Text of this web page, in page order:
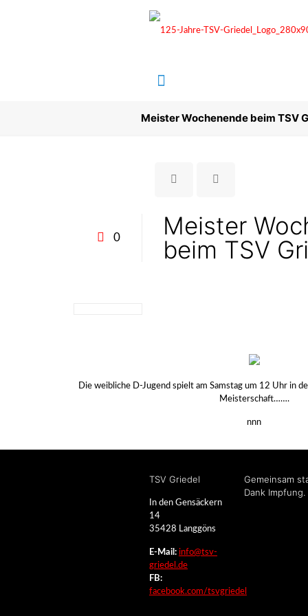
Meister Wochenende beim TSV
0
Meister
beim TSV
Die weibliche D-Jugend spielt am Samstag um 12 Uhr in
Meisterschaft…….
nnn
TSV Griedel
In den Gensäckern
14
35428 Langgöns
E-Mail: info@tsv-
griedel.de
FB:
facebook.com/tsvgriedel
Gemeinsam
Dank Impfung.